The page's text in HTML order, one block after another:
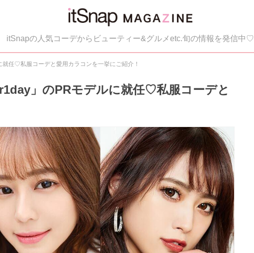
itSnapの人気コーデからビューティー&グルメetc.旬の情報を発信中♡
任♡私服コーデと愛用カラコンを一挙にご紹介！
」のPRモデルに就任♡私服コーデと